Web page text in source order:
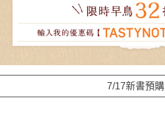
7/17新書預購